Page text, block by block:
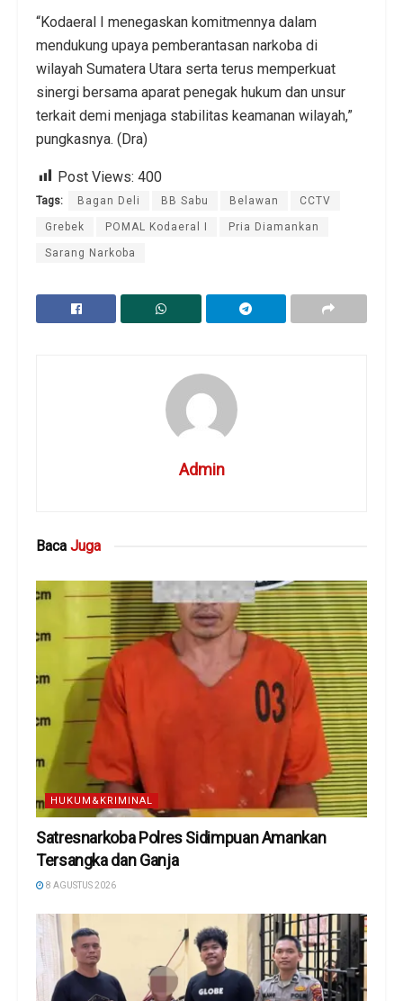
“‎Kodaeral I menegaskan komitmennya dalam
mendukung upaya pemberantasan narkoba di
wilayah Sumatera Utara serta terus memperkuat
sinergi bersama aparat penegak hukum dan unsur
terkait demi menjaga stabilitas keamanan wilayah,”
pungkasnya. (Dra)
Post Views: 400
Tags: Bagan Deli BB Sabu Belawan CCTV
Grebek POMAL Kodaeral I Pria Diamankan
Sarang Narkoba
Admin
Baca Juga
HUKUM&KRIMINAL
Satresnarkoba Polres Sidimpuan Amankan
Tersangka dan Ganja
8 AGUSTUS 2026